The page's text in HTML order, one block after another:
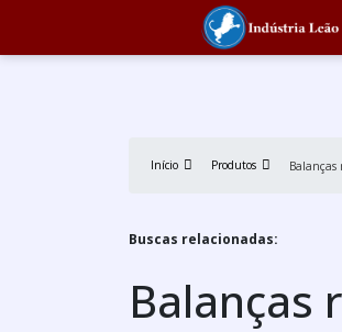
Início Produtos Balanças
Buscas relacionadas:
Balanças